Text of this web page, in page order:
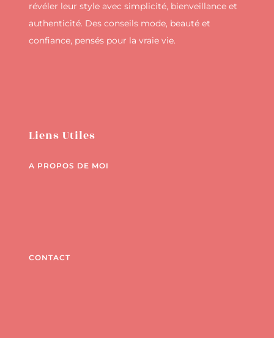
révéler leur style avec simplicité, bienveillance et
authenticité. Des conseils mode, beauté et
confiance, pensés pour la vraie vie.
Liens Utiles
A PROPOS DE MOI
CONTACT